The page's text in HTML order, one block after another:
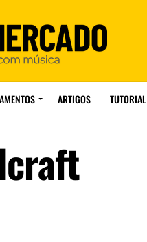
ARTIGOS TUTORIAL